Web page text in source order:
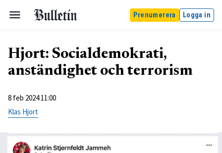
Prenumerera Logga in
Hjort: Socialdemokrati,
anständighet och terrorism
8 feb 2024 11:00
Klas Hjort